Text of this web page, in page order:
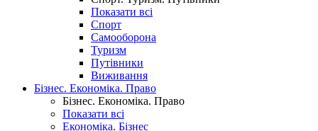
Показати всі
Спорт
Самооборона
Туризм
Путівники
Виживання
Бізнес. Економіка. Право
Бізнес. Економіка. Право
Показати всі
Економіка. Бізнес